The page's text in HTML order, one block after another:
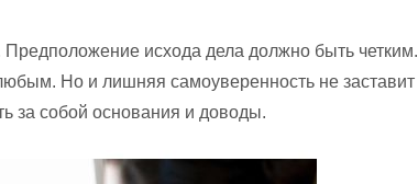
исхода дела должно быть четким.
Но и лишняя самоуверенность не заставит
за собой основания и доводы.